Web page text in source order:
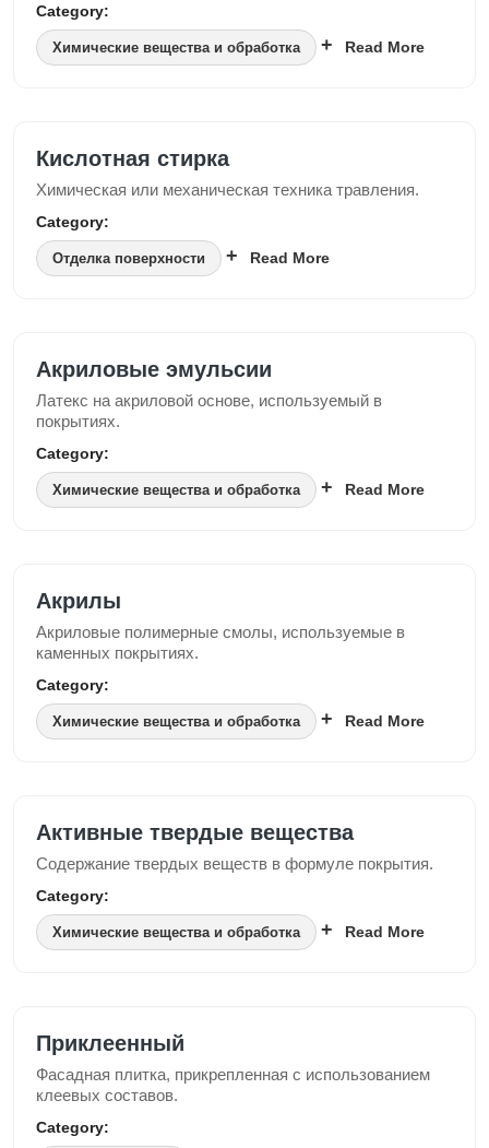
Category:
Химические вещества и обработка Read More
Кислотная стирка
Химическая или механическая техника травления.
Category:
Отделка поверхности Read More
Акриловые эмульсии
Латекс на акриловой основе, используемый в
покрытиях.
Category:
Химические вещества и обработка Read More
Акрилы
Акриловые полимерные смолы, используемые в
каменных покрытиях.
Category:
Химические вещества и обработка Read More
Активные твердые вещества
Содержание твердых веществ в формуле покрытия.
Category:
Химические вещества и обработка Read More
Приклеенный
Фасадная плитка, прикрепленная с использованием
клеевых составов.
Category: